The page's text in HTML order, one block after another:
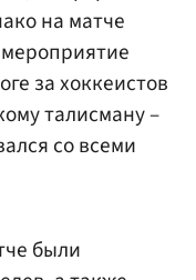
на матче
за хоккеистов
талисману –
со всеми
были